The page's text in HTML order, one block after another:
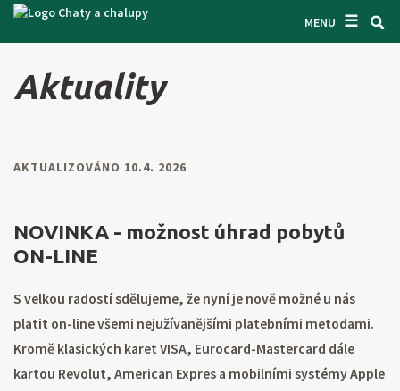
MENU ☰
VYHLEDÁVAČ CHAT
INFORMACE
KONTAKTY
HLEDAT NA WEBU
NABÍDNOUT OBJEKT
CZ SK EN
DE
Aktuality
AKTUALIZOVÁNO 10.4. 2026
NOVINKA - možnost úhrad pobytů
ON-LINE
S velkou radostí sdělujeme, že nyní je nově možné u nás
platit on-line všemi nejužívanějšími platebními metodami.
Kromě klasických karet VISA, Eurocard-Mastercard dále
kartou Revolut, American Expres a mobilními systémy Apple